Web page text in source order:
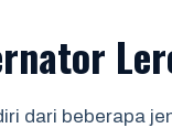
dari beberapa